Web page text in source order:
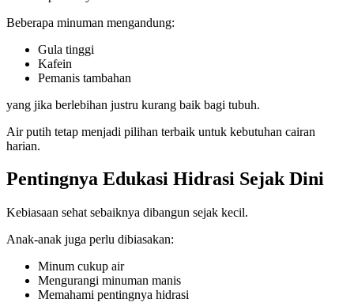
Beberapa minuman mengandung:
Gula tinggi
Kafein
Pemanis tambahan
yang jika berlebihan justru kurang baik bagi tubuh.
Air putih tetap menjadi pilihan terbaik untuk kebutuhan cairan
harian.
Pentingnya Edukasi Hidrasi Sejak Dini
Kebiasaan sehat sebaiknya dibangun sejak kecil.
Anak-anak juga perlu dibiasakan:
Minum cukup air
Mengurangi minuman manis
Memahami pentingnya hidrasi